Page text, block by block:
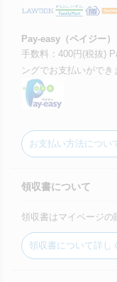
Pay-easy（ペイジー）
手数料：400円(税抜)
ングでお支払いができ
お支払い方法につい
領収書について
領収書はマイページの
領収書について詳し